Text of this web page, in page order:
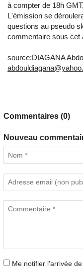
à compter de 18h
L'émission se
questions au pseudo
commentaire sous cet
source:DIAGANA
Commentaires (0)
Nouveau
Me notifier l'arrivée